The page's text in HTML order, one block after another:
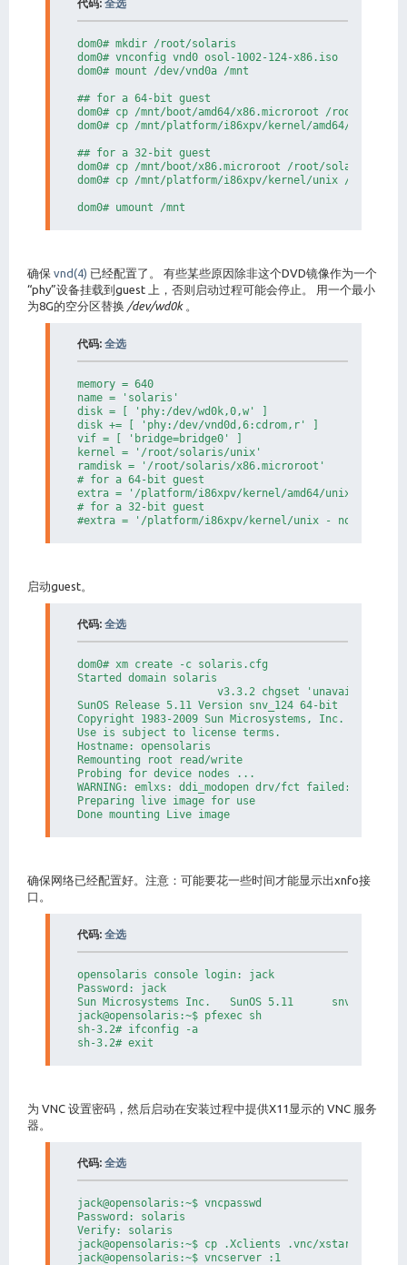
代码: 全选
dom0# mkdir /root/solaris
dom0# vnconfig vnd0 osol-1002-124-x86.iso
dom0# mount /dev/vnd0a /mnt
## for a 64-bit guest
dom0# cp /mnt/boot/amd64/x86.microroot /root/solaris
dom0# cp /mnt/platform/i86xpv/kernel/amd64/unix /
## for a 32-bit guest
dom0# cp /mnt/boot/x86.microroot /root/solaris
dom0# cp /mnt/platform/i86xpv/kernel/unix /root/
dom0# umount /mnt
确保 vnd(4) 已经配置了。 有些某些原因除非这个DVD镜像作为一个
“phy”设备挂载到guest 上，否则启动过程可能会停止。 用一个最小
为8G的空分区替换 /dev/wd0k。
代码: 全选
memory = 640
name = 'solaris'
disk = [ 'phy:/dev/wd0k,0,w' ]
disk += [ 'phy:/dev/vnd0d,6:cdrom,r' ]
vif = [ 'bridge=bridge0' ]
kernel = '/root/solaris/unix'
ramdisk = '/root/solaris/x86.microroot'
# for a 64-bit guest
extra = '/platform/i86xpv/kernel/amd64/unix - nowin
# for a 32-bit guest
#extra = '/platform/i86xpv/kernel/unix - nowin -B
启动guest。
代码: 全选
dom0# xm create -c solaris.cfg
Started domain solaris
                      v3.3.2 chgset 'unavailable'
SunOS Release 5.11 Version snv_124 64-bit
Copyright 1983-2009 Sun Microsystems, Inc.  All
Use is subject to license terms.
Hostname: opensolaris
Remounting root read/write
Probing for device nodes ...
WARNING: emlxs: ddi_modopen drv/fct failed: err 2
Preparing live image for use
Done mounting Live image
确保网络已经配置好。注意：可能要花一些时间才能显示出xnfo接
口。
代码: 全选
opensolaris console login: jack
Password: jack
Sun Microsystems Inc.   SunOS 5.11      snv_124
jack@opensolaris:~$ pfexec sh
sh-3.2# ifconfig -a
sh-3.2# exit
为 VNC 设置密码，然后启动在安装过程中提供X11显示的 VNC 服务
器。
代码: 全选
jack@opensolaris:~$ vncpasswd
Password: solaris
Verify: solaris
jack@opensolaris:~$ cp .Xclients .vnc/xstartup
jack@opensolaris:~$ vncserver :1